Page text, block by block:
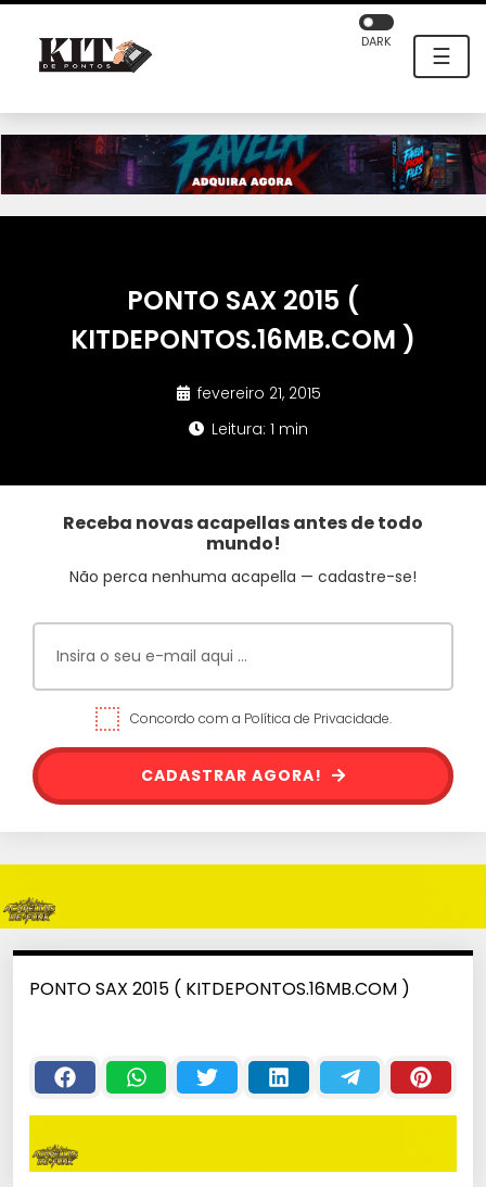
☰
DARK
PONTO SAX 2015 (
KITDEPONTOS.16MB.COM )
fevereiro 21, 2015
Leitura: 1 min
Receba novas acapellas antes de todo
mundo!
Não perca nenhuma acapella — cadastre-se!
Concordo com a Política de Privacidade.
CADASTRAR AGORA!
PONTO SAX 2015 ( KITDEPONTOS.16MB.COM )